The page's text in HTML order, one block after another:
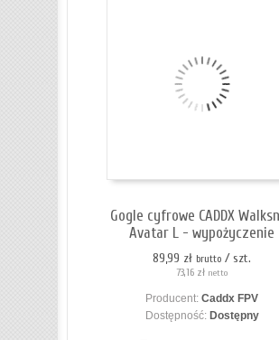
Gogle cyfrowe CADDX
Avatar L - wypożyczenie
89,99 zł brutto / szt.
73,16 zł netto
Producent: Caddx FPV
Dostępność: Dostępny